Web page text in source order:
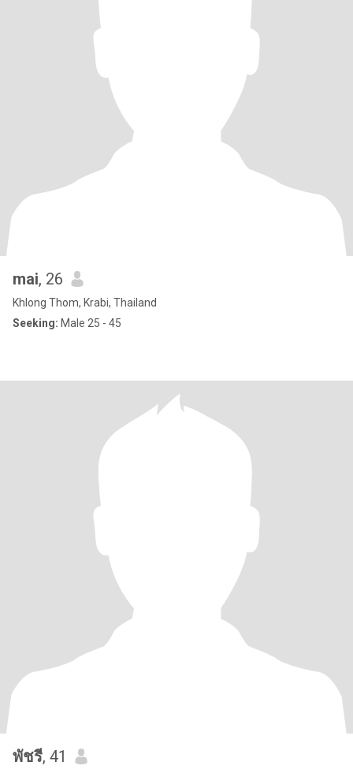
mai, 26
Khlong Thom, Krabi, Thailand
Seeking: Male 25 - 45
พัชรี, 41